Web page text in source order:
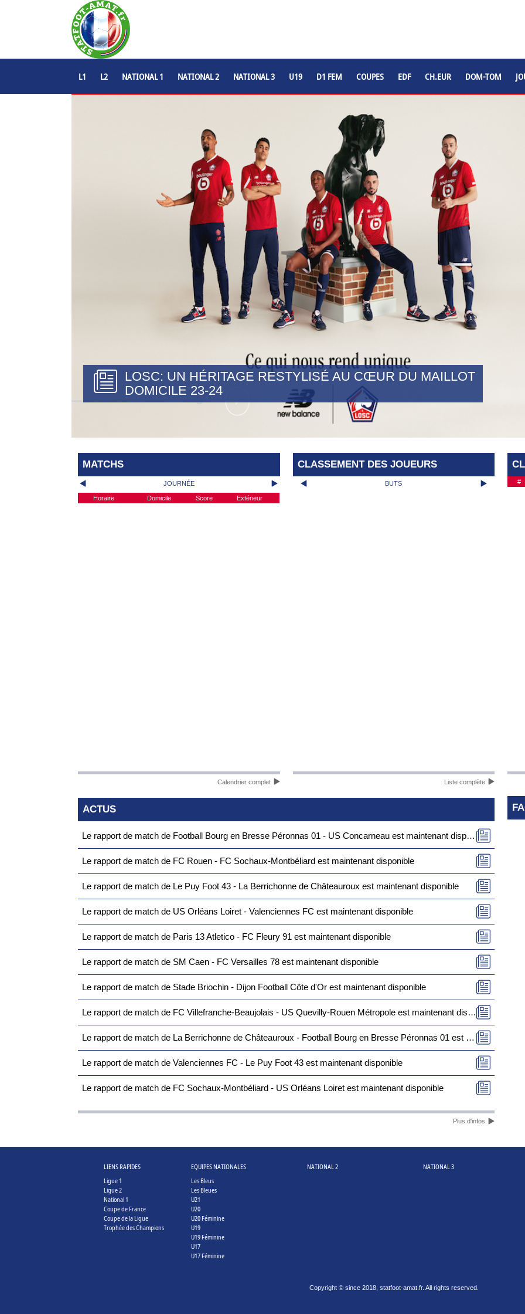
L1 L2 NATIONAL 1 NATIONAL 2 NATIONAL 3 U19 D1 FEM COUPES EDF CH.EUR DOM-TOM
LOSC: UN HÉRITAGE RESTYLISÉ AU CŒUR DU MAILLOT
DOMICILE 23-24
MATCHS
JOURNÉE
Horaire Domicile Score Extérieur
Calendrier complet
CLASSEMENT DES JOUEURS
BUTS
Liste complète
#
ACTUS
Le rapport de match de Football Bourg en Bresse Péronnas 01 - US Concarneau est maintenant disponible
Le rapport de match de FC Rouen - FC Sochaux-Montbéliard est maintenant disponible
Le rapport de match de Le Puy Foot 43 - La Berrichonne de Châteauroux est maintenant disponible
Le rapport de match de US Orléans Loiret - Valenciennes FC est maintenant disponible
Le rapport de match de Paris 13 Atletico - FC Fleury 91 est maintenant disponible
Le rapport de match de SM Caen - FC Versailles 78 est maintenant disponible
Le rapport de match de Stade Briochin - Dijon Football Côte d'Or est maintenant disponible
Le rapport de match de FC Villefranche-Beaujolais - US Quevilly-Rouen Métropole est maintenant disponible
Le rapport de match de La Berrichonne de Châteauroux - Football Bourg en Bresse Péronnas 01 est maintenant disponible
Le rapport de match de Valenciennes FC - Le Puy Foot 43 est maintenant disponible
Le rapport de match de FC Sochaux-Montbéliard - US Orléans Loiret est maintenant disponible
Plus d'infos
LIENS RAPIDES
Ligue 1
Ligue 2
National 1
Coupe de France
Coupe de la Ligue
Trophée des Champions
EQUIPES NATIONALES
Les Bleus
Les Bleues
U21
U20
U20 Féminine
U19
U19 Féminine
U17
U17 Féminine
NATIONAL 2 NATIONAL 3
Copyright © since 2018, statfoot-amat.fr. All rights reserved.